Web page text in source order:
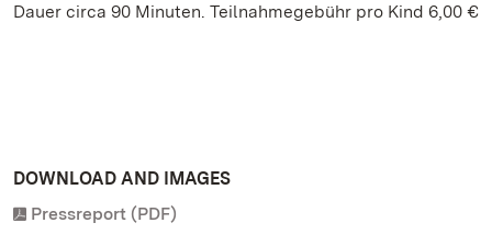
Dauer circa 90 Minuten. Teilnahmegebühr pro Kind 6,00 €
DOWNLOAD AND IMAGES
Pressreport (PDF)